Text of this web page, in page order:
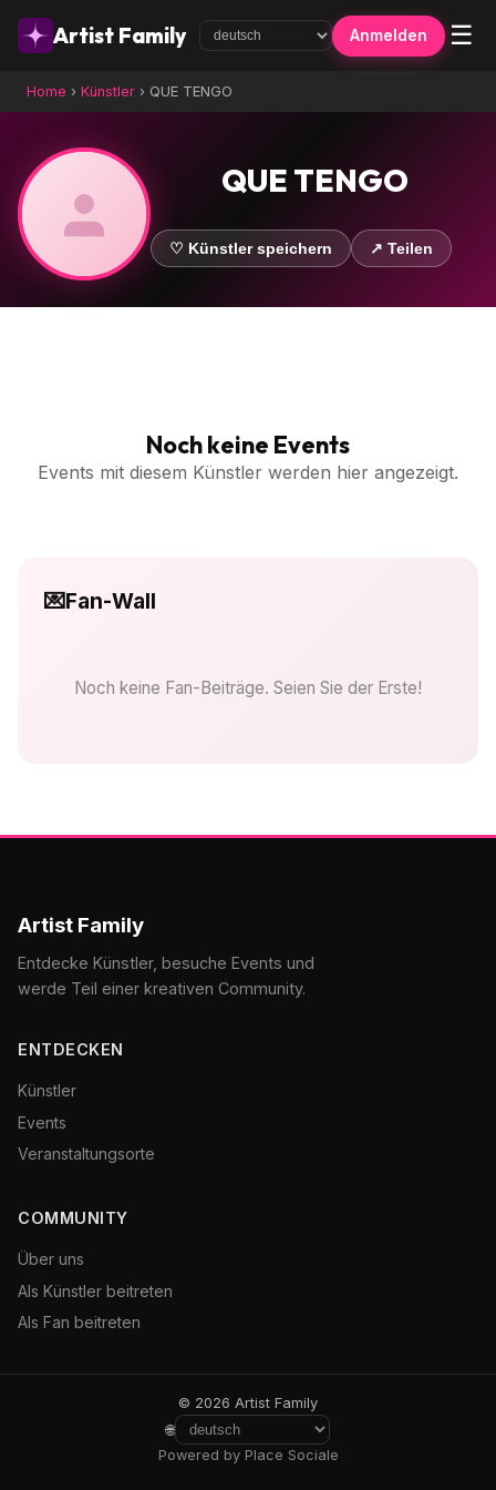
Artist Family Anmelden ☰
Home › Künstler › QUE TENGO
QUE TENGO
♡ Künstler speichern ↗ Teilen
Noch keine Events
Events mit diesem Künstler werden hier angezeigt.
💌Fan-Wall
Noch keine Fan-Beiträge. Seien Sie der Erste!
Artist Family
Entdecke Künstler, besuche Events und
werde Teil einer kreativen Community.
ENTDECKEN
Künstler
Events
Veranstaltungsorte
COMMUNITY
Über uns
Als Künstler beitreten
Als Fan beitreten
© 2026 Artist Family
🌐
Powered by Place Sociale